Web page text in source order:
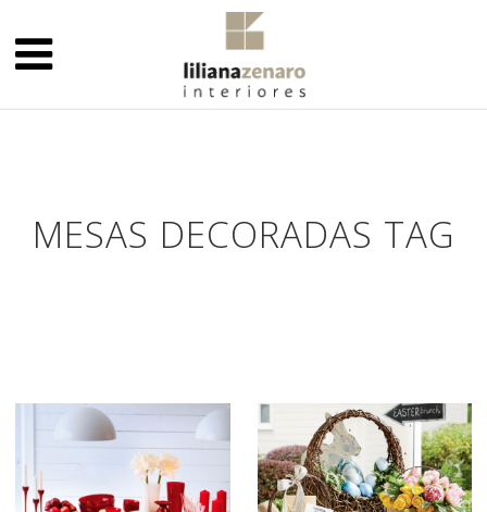
MESAS DECORADAS TAG